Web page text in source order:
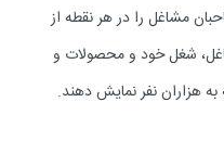
مشاغل را در هر نقطه از
شغل خود و محصولات و
به هزاران نفر نمایش دهند.